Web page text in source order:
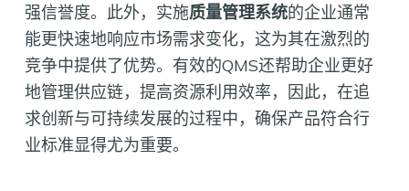
强信誉度。此外，实施质量管理系统的企业通常
能更快速地响应市场需求变化，这为其在激烈的
竞争中提供了优势。有效的QMS还帮助企业更好
地管理供应链，提高资源利用效率，因此，在追
求创新与可持续发展的过程中，确保产品符合行
业标准显得尤为重要。